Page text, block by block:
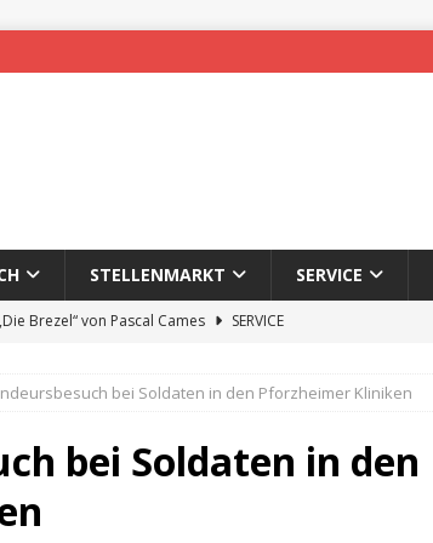
STELLENMARKT SERVICE
Brezel“ von Pascal Cames
SERVICE
des 65. Fasnetsumzugs Dillweißenstein
Der Mann hinter PF-Bits lebt nicht mehr
bei Soldaten in den Pforzheimer Kliniken
bei Soldaten in den